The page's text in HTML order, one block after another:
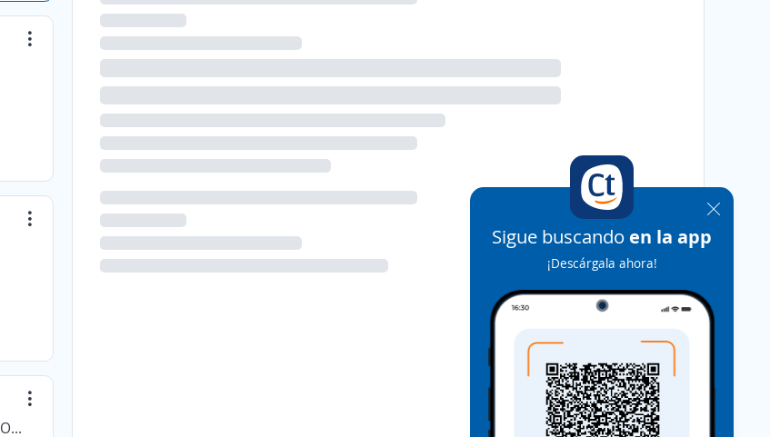
CAJA COLOMBIANA DE SUBSIDIO FAMILIAR COLSUBSIDIO
Sigue buscando en la app
¡Descárgala ahora!